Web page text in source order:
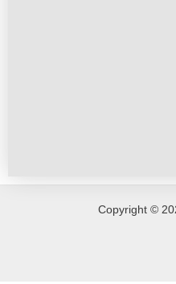
Copyright ©